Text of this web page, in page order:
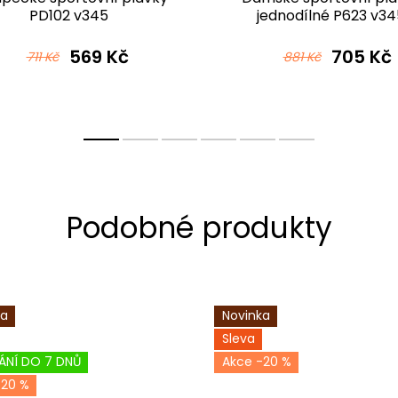
PD102 v345
711 Kč 569 Kč
jednodílné P623
881 Kč 705 Kč
DO 7 DNŮ
%
Novinka
Sleva
-20 %